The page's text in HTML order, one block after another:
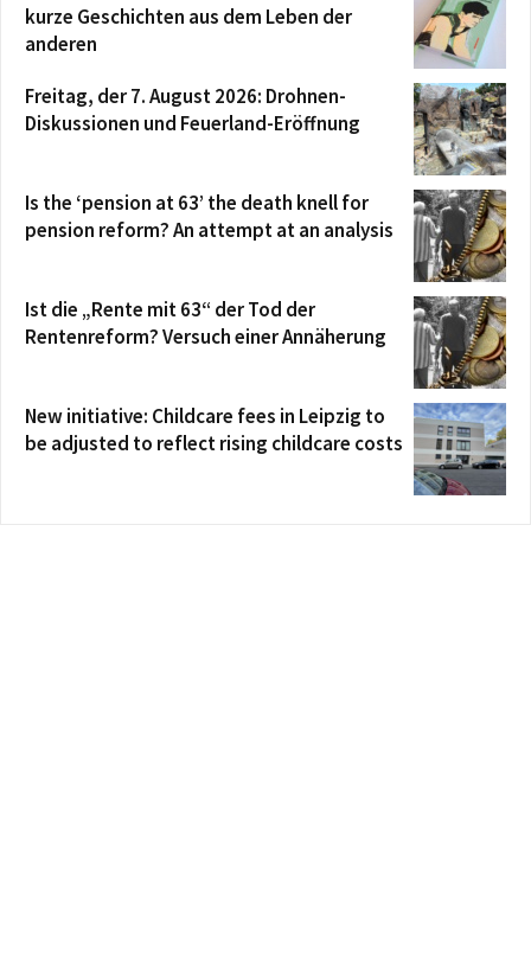
kurze Geschichten aus dem Leben der
anderen
Freitag, der 7. August 2026: Drohnen-
Diskussionen und Feuerland-Eröffnung
Is the ‘pension at 63’ the death knell for
pension reform? An attempt at an analysis
Ist die „Rente mit 63“ der Tod der
Rentenreform? Versuch einer Annäherung
New initiative: Childcare fees in Leipzig to
be adjusted to reflect rising childcare costs